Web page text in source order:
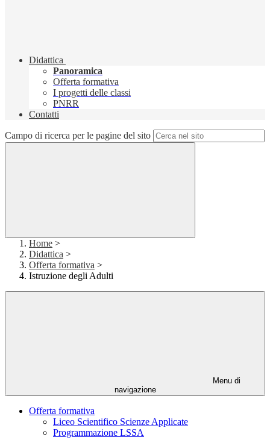
Didattica
Panoramica
Offerta formativa
I progetti delle classi
PNRR
Contatti
Campo di ricerca per le pagine del sito
Home >
Didattica >
Offerta formativa >
Istruzione degli Adulti
Menu di
navigazione
Offerta formativa
Liceo Scientifico Scienze Applicate
Programmazione LSSA